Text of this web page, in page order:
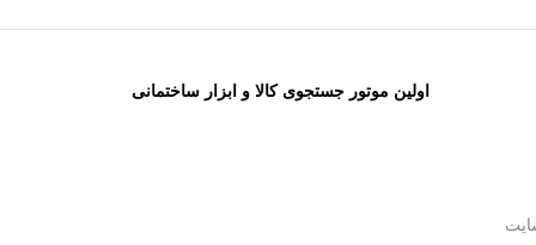
اولین موتور جستجوی کالا و ابزار ساختمانی